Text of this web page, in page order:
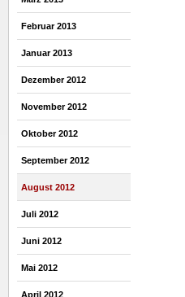
Februar 2013
Januar 2013
Dezember 2012
November 2012
Oktober 2012
September 2012
August 2012
Juli 2012
Juni 2012
Mai 2012
April 2012